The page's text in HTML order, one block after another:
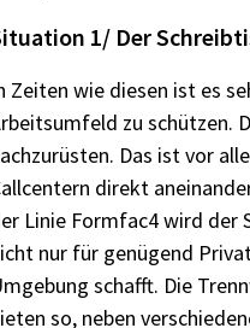
1/ Der
Zeiten wie diesen ist es
zu schützen.
Das ist vor
direkt
Linie Formfac4 wird der
nur für genügend
schafft. Die
so, neben